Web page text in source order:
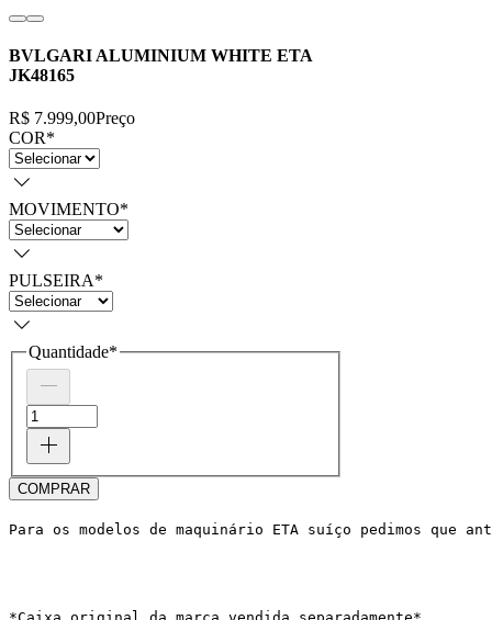
BVLGARI ALUMINIUM WHITE ETA
JK48165
R$ 7.999,00Preço
COR*
MOVIMENTO*
PULSEIRA*
Quantidade*
COMPRAR
Para os modelos de maquinário ETA suíço pedimos